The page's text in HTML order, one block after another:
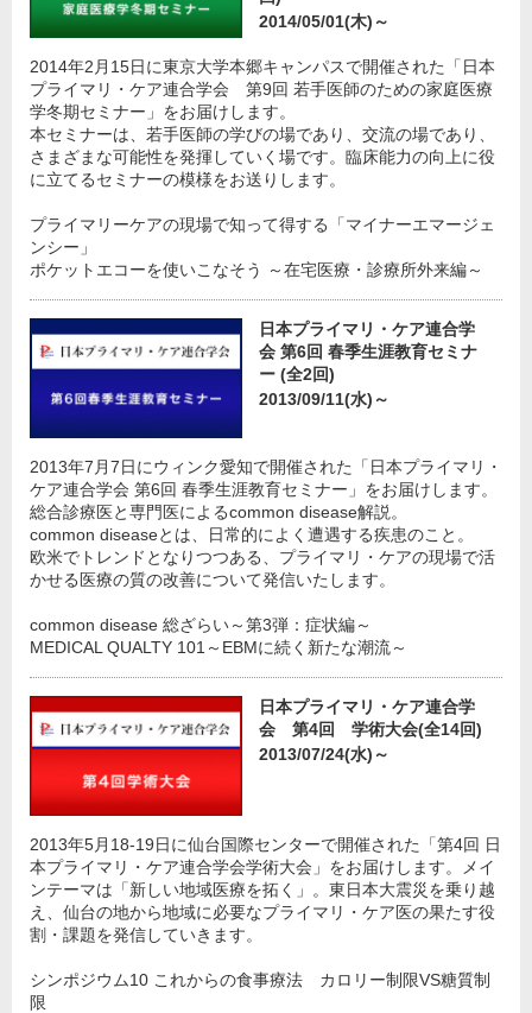
2014/05/01(木)～
2014年2月15日に東京大学本郷キャンパスで開催された「日本
プライマリ・ケア連合学会 第9回 若手医師のための家庭医療
学冬期セミナー」をお届けします。
本セミナーは、若手医師の学びの場であり、交流の場であり、
さまざまな可能性を発揮していく場です。臨床能力の向上に役
に立てるセミナーの模様をお送りします。
プライマリーケアの現場で知って得する「マイナーエマージェ
ンシー」
ポケットエコーを使いこなそう ～在宅医療・診療所外来編～
日本プライマリ・ケア連合学
会 第6回 春季生涯教育セミナ
ー (全2回)
2013/09/11(水)～
2013年7月7日にウィンク愛知で開催された「日本プライマリ・
ケア連合学会 第6回 春季生涯教育セミナー」をお届けします。
総合診療医と専門医によるcommon disease解説。
common diseaseとは、日常的によく遭遇する疾患のこと。
欧米でトレンドとなりつつある、プライマリ・ケアの現場で活
かせる医療の質の改善について発信いたします。
common disease 総ざらい～第3弾：症状編～
MEDICAL QUALTY 101～EBMに続く新たな潮流～
日本プライマリ・ケア連合学
会 第4回 学術大会(全14回)
2013/07/24(水)～
2013年5月18-19日に仙台国際センターで開催された「第4回 日
本プライマリ・ケア連合学会学術大会」をお届けします。メイ
ンテーマは「新しい地域医療を拓く」。東日本大震災を乗り越
え、仙台の地から地域に必要なプライマリ・ケア医の果たす役
割・課題を発信していきます。
シンポジウム10 これからの食事療法 カロリー制限VS糖質制
限